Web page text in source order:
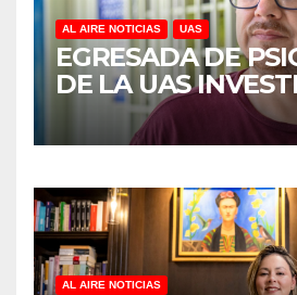
AL AIRE NOTICIAS UAS
EGRESADA DE
DE LA UAS
DUELO
SOBRECARGA EN
MAYORES
AL AIRE NOTICIAS